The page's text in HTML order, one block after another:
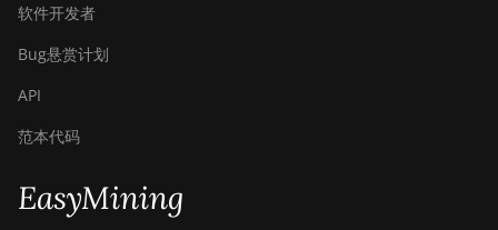
软件开发者
Bug悬赏计划
API
范本代码
EasyMining